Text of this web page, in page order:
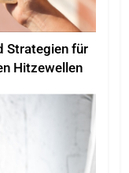
Strategien für
Hitzewellen